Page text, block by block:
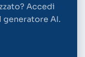
Accedi
generatore AI.